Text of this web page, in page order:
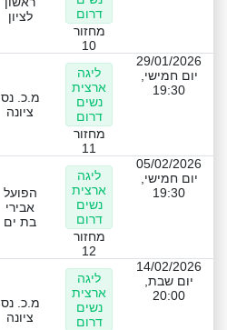
דרום
מחזור
10
לציון
29/01/2026
יום חמישי,
19:30
ליגה
ארצית
נשים
דרום
מחזור
11
מ.כ. נס
ציונה
05/02/2026
יום חמישי,
19:30
ליגה
ארצית
נשים
דרום
מחזור
12
הפועל
אבירי
בת ים
14/02/2026
יום שבת,
20:00
ליגה
ארצית
נשים
דרום
מ.כ. נס
ציונה